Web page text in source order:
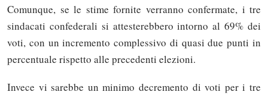
Comunque, se le stime fornite verranno confermate, i tre
sindacati confederali si attesterebbero intorno al 69% dei
voti, con un incremento complessivo di quasi due punti in
percentuale rispetto alle precedenti elezioni.
Invece vi sarebbe un minimo decremento di voti per i tre